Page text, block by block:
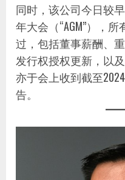
同时，该公司今日较
年大会（“AGM”），
过，包括董事薪酬、
发行权授权更新，以
亦于会上收到截至
告。